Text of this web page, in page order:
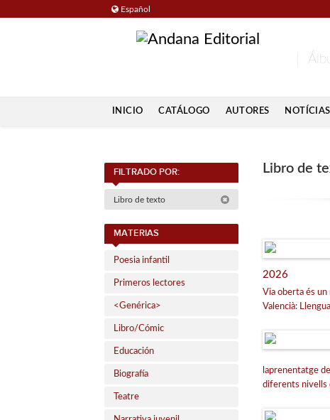
Español
INICIO CATÁLOGO AUTORES NOTÍCIAS
FILTRADO POR:
Libro de texto
MATERIAS
Poesia infantil
Primeros lectores
<Genérica>
Libro/Cómic
Educación
Biografía
Teatre
Libro de
2026
Via oberta és
Valencià:
laprenentatge
diferents nivells